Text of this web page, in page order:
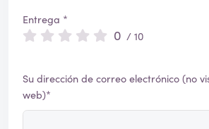
Entrega *
0 / 10
Su dirección de correo electrónico (no
web)*